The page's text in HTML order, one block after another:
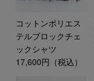
コットンポリエス
テルブロックチェ
ックシャツ
17,600円（税込）